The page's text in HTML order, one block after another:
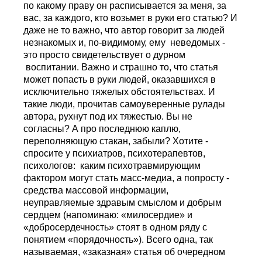
по какому праву он расписывается за меня, за
вас, за каждого, кто возьмет в руки его статью? И
даже не то важно, что автор говорит за людей
незнакомых и, по-видимому, ему неведомых -
это просто свидетельствует о дурном
воспитании. Важно и страшно то, что статья
может попасть в руки людей, оказавшихся в
исключительно тяжелых обстоятельствах. И
такие люди, прочитав самоуверенные рулады
автора, рухнут под их тяжестью. Вы не
согласны? А про последнюю каплю,
переполняющую стакан, забыли? Хотите -
спросите у психиатров, психотерапевтов,
психологов: каким психотравмирующим
фактором могут стать масс-медиа, а попросту -
средства массовой информации,
неуправляемые здравым смыслом и добрым
сердцем (напоминаю: «милосердие» и
«добросердечность» стоят в одном ряду с
понятием «порядочность»). Всего одна, так
называемая, «заказная» статья об очередном